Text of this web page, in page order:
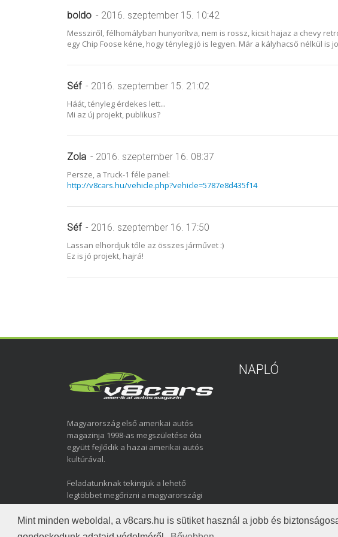
Mint minden weboldal, a v8cars.hu is sütiket használ a jobb és
boldo - 2016. szeptember 15. 10:42
Messziről, félhomályban hunyorítva, nem is rossz, kicsit hajaz a chevy
egy Chip Foose kéne, hogy tényleg jó is legyen. Már a kályhacső nélkül is
Séf - 2016. szeptember 15. 21:02
Háát, tényleg érdekes lett...
Mi az új projekt, publikus?
Zola - 2016. szeptember 16. 08:37
Persze, a Truck-1 féle panel:
http://v8cars.hu/vehicle.php?vehicle=5787e8d435f14
Séf - 2016. szeptember 16. 17:50
Lassan elhordjuk tőle az összes járművet :)
Ez is jó projekt, hajrá!
Magyarország első amerikai autós
magazinja 1998-as megszületése óta
együtt fejlődik a hazai amerikai autós
kultúrával.
Feladatunknak tekintjük a lehető
legtöbbet megőrizni a magyarországi
amerikai autózás elmúlt közel három
évtizedéről.
NAPLÓ